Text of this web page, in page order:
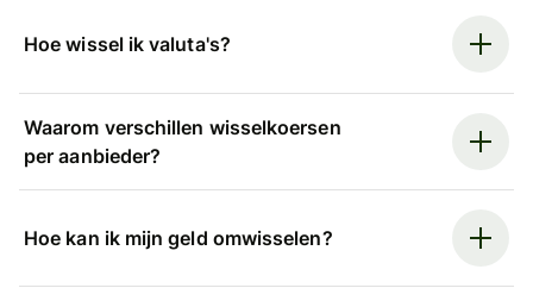
Hoe wissel ik valuta's?
Waarom verschillen wisselkoersen
per aanbieder?
Hoe kan ik mijn geld omwisselen?